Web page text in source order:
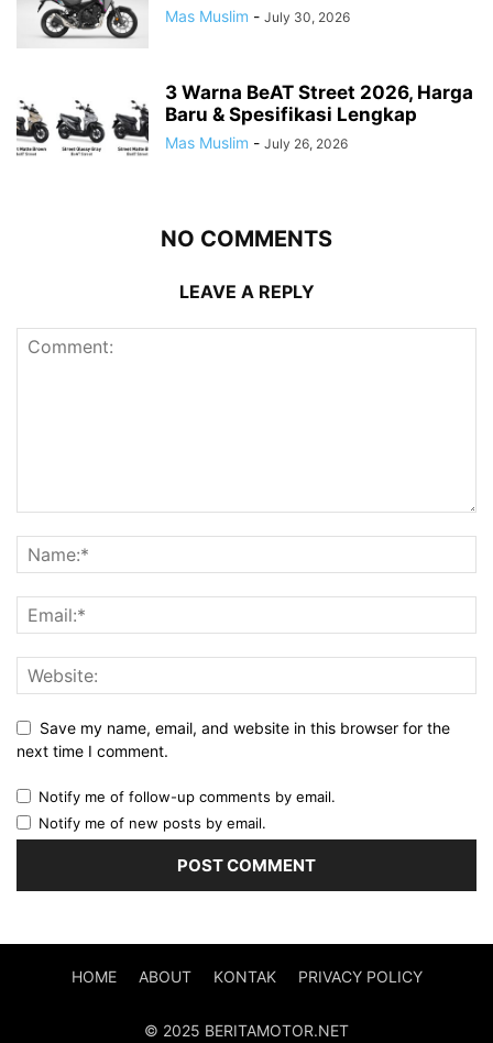
Mas Muslim - July 30, 2026
3 Warna BeAT Street 2026, Harga
Baru & Spesifikasi Lengkap
Mas Muslim - July 26, 2026
NO COMMENTS
LEAVE A REPLY
Save my name, email, and website in this browser for the
next time I comment.
Notify me of follow-up comments by email.
Notify me of new posts by email.
HOME ABOUT KONTAK PRIVACY POLICY
© 2025 BERITAMOTOR.NET